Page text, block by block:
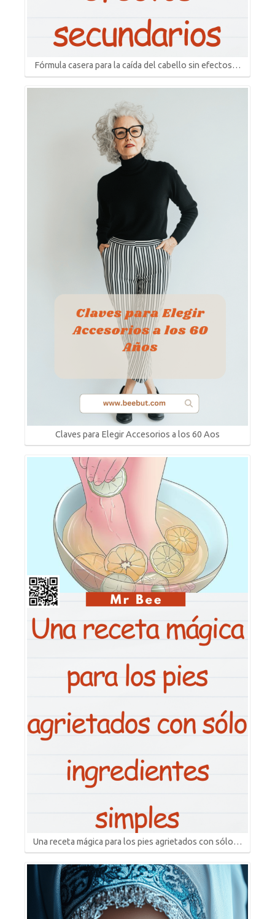
Fórmula casera para la caída del cabello sin efectos…
Claves para Elegir Accesorios a los 60 Aos
Una receta mágica para los pies agrietados con sólo…